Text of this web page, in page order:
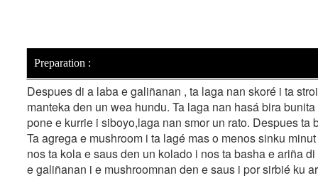
Preparation :
Despues di a laba e galiñanan , ta laga nan skoré i ta
manteka den un wea hundu. Ta laga nan hasá bira
pone e kurrie i siboyo,laga nan smor un rato. Despues
Ta agrega e mushroom i ta lagé mas o menos sinku
nos ta kola e saus den un kolado i nos ta basha e ariña
e galiñanan i e mushroomnan den e saus i por sirbié ku